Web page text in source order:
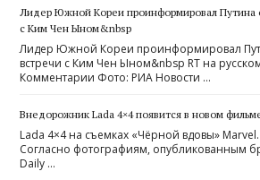
Лидер Южной Кореи проинформировал Путина
с Ким Чен Ыном&nbsp
Лидер Южной Кореи проинформировал
встречи с Ким Чен Ыном&nbsp RT на
Комментарии Фото: РИА Новости …
Внедорожник Lada 4×4 появится в новом
Lada 4×4 на съемках «Чёрной вдовы»
Согласно фотографиям, опубликованным
Daily …